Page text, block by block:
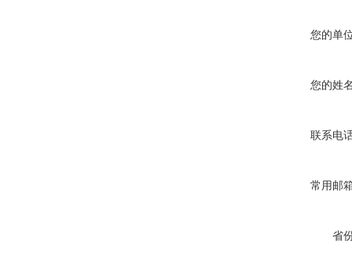
您的单
您的姓
联系电
常用邮
省